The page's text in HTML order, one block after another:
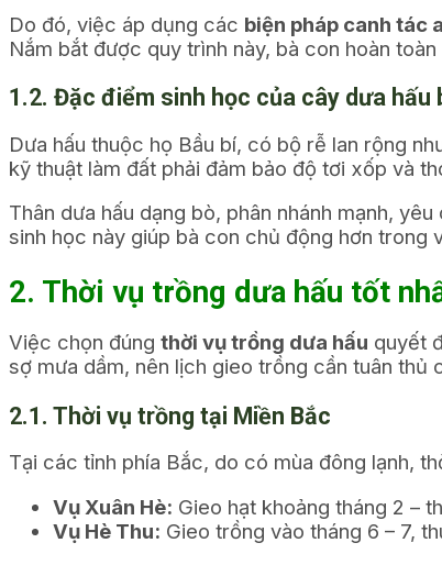
Do đó, việc áp dụng các biện pháp canh tác
Nắm bắt được quy trình này, bà con hoàn
1.2. Đặc điểm sinh học của cây dưa hấu
Dưa hấu thuộc họ Bầu bí, có bộ rễ lan rộng
kỹ thuật làm đất phải đảm bảo độ tơi xốp và
Thân dưa hấu dạng bò, phân nhánh mạnh,
sinh học này giúp bà con chủ động hơn
2. Thời vụ trồng dưa hấu tốt
Việc chọn đúng thời vụ trồng dưa hấu quyết
sợ mưa dầm, nên lịch gieo trồng cần tuân thủ
2.1. Thời vụ trồng tại Miền Bắc
Tại các tỉnh phía Bắc, do có mùa đông lạnh,
Vụ Xuân Hè: Gieo hạt khoảng tháng 2 –
Vụ Hè Thu: Gieo trồng vào tháng 6 – 7,